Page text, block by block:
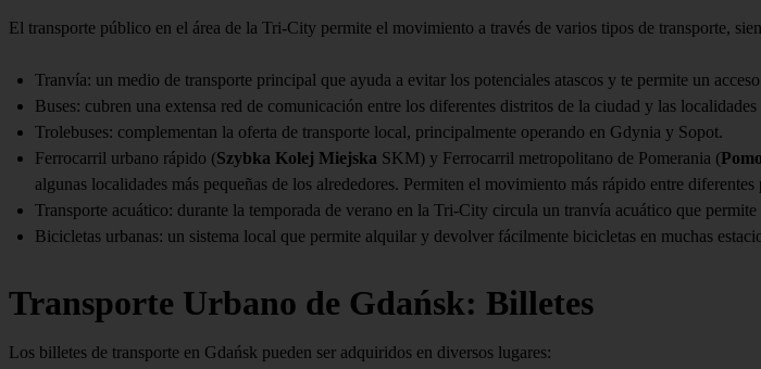
El transporte público en el área de la Tri-City permite el movimiento a través de varios tipos de transporte,
Tranvía: un medio de transporte principal que ayuda a evitar los potenciales atascos y te permite un
Buses: cubren una extensa red de comunicación entre los diferentes distritos de la ciudad y las localidades
Trolebuses: complementan la oferta de transporte local, principalmente operando en Gdynia y Sopot.
Ferrocarril urbano rápido (Szybka Kolej Miejska SKM) y Ferrocarril metropolitano de Pomerania (
algunas localidades más pequeñas de los alrededores. Permiten el movimiento más rápido entre
Transporte acuático: durante la temporada de verano en la Tri-City circula un tranvía acuático que
Bicicletas urbanas: un sistema local que permite alquilar y devolver fácilmente bicicletas en muchas
Transporte Urbano de Gdańsk: Billetes
Los billetes de transporte en Gdańsk pueden ser adquiridos en diversos lugares: